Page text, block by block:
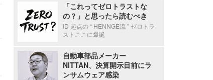
「これってゼロトラストな
の？」と思ったら読むべき
ID 起点の “ HENNGE流 ” ゼロトラ
ストここに爆誕
自動車部品メーカー
NITTAN、決算開示目前にラ
ンサムウェア感染